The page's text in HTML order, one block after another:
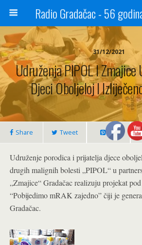
31/12/2021
Udruženja PIPOL I
Djeci Oboljeloj I
Share Tweet Pin
Udruženje porodica i prijatelja djece
drugih malignih bolesti „PIPOL“ u
„Zmajice“ Gradačac realizuju projekat
“Pobijedimo mRAK zajedno” čiji je
Gradačac.